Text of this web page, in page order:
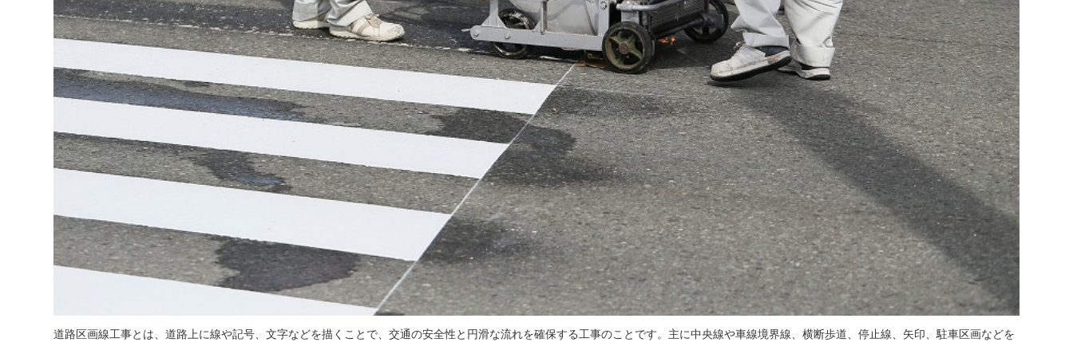
道路区画線工事とは、道路上に線や記号、文字などを描くことで、交通の安全性と円滑な流れを確保する工事のことです。主に中央線や車線境界線、横断歩道、停止線、矢印、駐車区画などを